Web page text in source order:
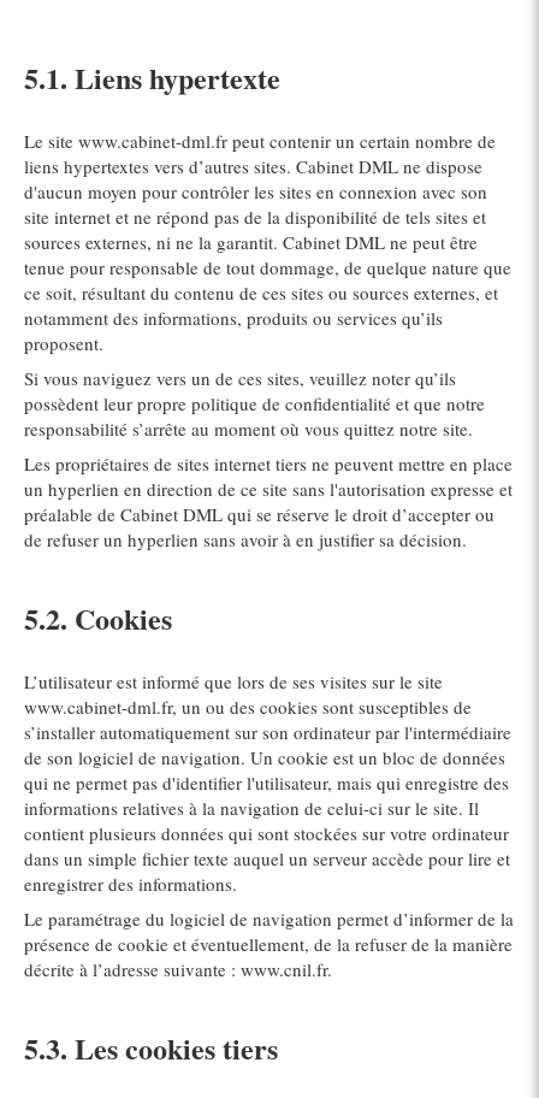
5.1. Liens hypertexte
Le site www.cabinet-dml.fr peut contenir un certain nombre de
liens hypertextes vers d’autres sites. Cabinet DML ne dispose
d'aucun moyen pour contrôler les sites en connexion avec son
site internet et ne répond pas de la disponibilité de tels sites et
sources externes, ni ne la garantit. Cabinet DML ne peut être
tenue pour responsable de tout dommage, de quelque nature que
ce soit, résultant du contenu de ces sites ou sources externes, et
notamment des informations, produits ou services qu’ils
proposent.
Si vous naviguez vers un de ces sites, veuillez noter qu’ils
possèdent leur propre politique de confidentialité et que notre
responsabilité s’arrête au moment où vous quittez notre site.
Les propriétaires de sites internet tiers ne peuvent mettre en place
un hyperlien en direction de ce site sans l'autorisation expresse et
préalable de Cabinet DML qui se réserve le droit d’accepter ou
de refuser un hyperlien sans avoir à en justifier sa décision.
5.2. Cookies
L’utilisateur est informé que lors de ses visites sur le site
www.cabinet-dml.fr, un ou des cookies sont susceptibles de
s’installer automatiquement sur son ordinateur par l'intermédiaire
de son logiciel de navigation. Un cookie est un bloc de données
qui ne permet pas d'identifier l'utilisateur, mais qui enregistre des
informations relatives à la navigation de celui-ci sur le site. Il
contient plusieurs données qui sont stockées sur votre ordinateur
dans un simple fichier texte auquel un serveur accède pour lire et
enregistrer des informations.
Le paramétrage du logiciel de navigation permet d’informer de la
présence de cookie et éventuellement, de la refuser de la manière
décrite à l’adresse suivante : www.cnil.fr.
5.3. Les cookies tiers